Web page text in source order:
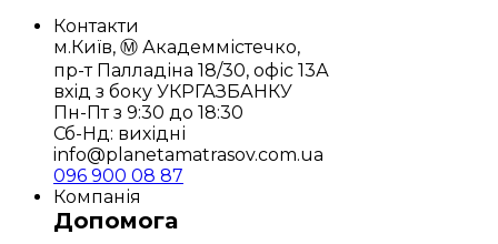
Контакти
м.Київ, Ⓜ️ Академмістечко,
пр-т Палладіна 18/30, офіс 13А
вхід з боку УКРГАЗБАНКУ
Пн-Пт з 9:30 до 18:30
Сб-Нд: вихідні
info@planetamatrasov.com.ua
096 900 08 87
Компанія
Допомога